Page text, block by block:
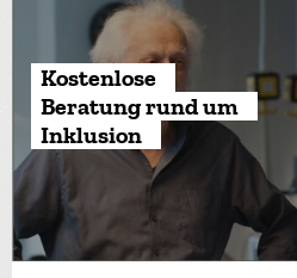
Kostenlose
Beratung rund um
Inklusion